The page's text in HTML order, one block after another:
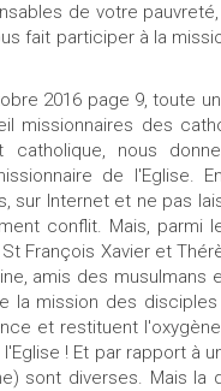
de votre
fait participer à la
2016 page 9, toute
missionnaires des
catholique, nous
de
sur Internet et ne pas
conflit. Mais, parmi
François Xavier et
amis des musulmans
la mission des
et restituent
! Et par rapport à
sont diverses. Mais